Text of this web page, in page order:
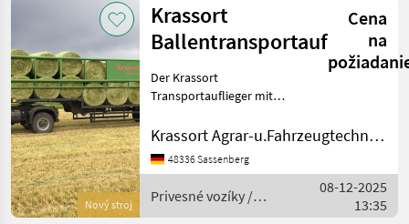
Kategória 4 Krajina
AKTUÁLNA
CESTA
poľnohospodárska
technika
Privesne
Voziky
Zdvihaci
Vozik
Resetovať
Zobraziť 1
výsledkov
Nový stroj
Krassort
Ballentransportauflieger
Cena
na
Der Krassort
Transportauflieger mit
Klemmgattern wurde
speziell für den Transport
von Großballen entwickelt.
Seitengatter, d
Krassort Agrar-u.Fahrzeugtechnik GmbH
48336 Sassenberg
Privesné vozíky /
Krassort
08-12-2025
13:35